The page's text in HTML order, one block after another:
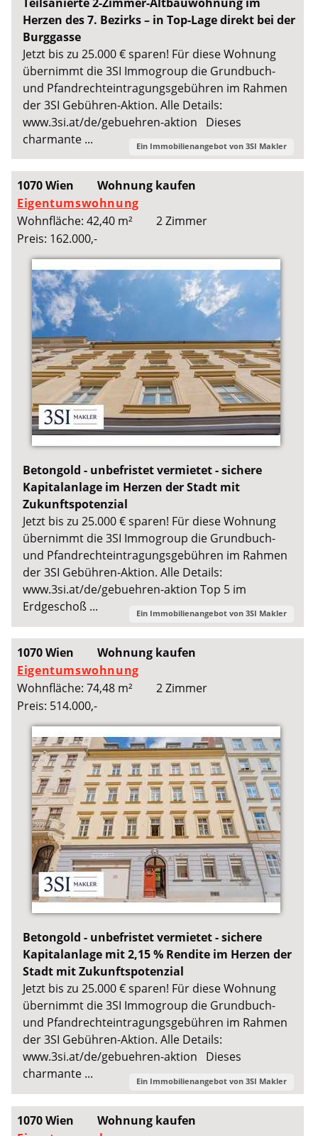
Herzen des 7. Bezirks – in Top-Lage direkt bei der
Burggasse
Jetzt bis zu 25.000 € sparen! Für diese Wohnung
übernimmt die 3SI Immogroup die Grundbuch-
und Pfandrechteintragungsgebühren im Rahmen
der 3SI Gebühren-Aktion. Alle Details:
www.3si.at/de/gebuehren-aktion Dieses
charmante ...
Ein Immobilienangebot von 3SI Makler
1070 Wien
Wohnung kaufen
Eigentumswohnung
Wohnfläche: 42,40 m²
2 Zimmer
Preis: 162.000,-
Betongold - unbefristet vermietet - sichere
Kapitalanlage im Herzen der Stadt mit
Zukunftspotenzial
Jetzt bis zu 25.000 € sparen! Für diese Wohnung
übernimmt die 3SI Immogroup die Grundbuch-
und Pfandrechteintragungsgebühren im Rahmen
der 3SI Gebühren-Aktion. Alle Details:
www.3si.at/de/gebuehren-aktion Top 5 im
Erdgeschoß ...
Ein Immobilienangebot von 3SI Makler
1070 Wien
Wohnung kaufen
Eigentumswohnung
Wohnfläche: 74,48 m²
2 Zimmer
Preis: 514.000,-
Betongold - unbefristet vermietet - sichere
Kapitalanlage mit 2,15 % Rendite im Herzen der
Stadt mit Zukunftspotenzial
Jetzt bis zu 25.000 € sparen! Für diese Wohnung
übernimmt die 3SI Immogroup die Grundbuch-
und Pfandrechteintragungsgebühren im Rahmen
der 3SI Gebühren-Aktion. Alle Details:
www.3si.at/de/gebuehren-aktion Dieses
charmante ...
Ein Immobilienangebot von 3SI Makler
1070 Wien
Wohnung kaufen